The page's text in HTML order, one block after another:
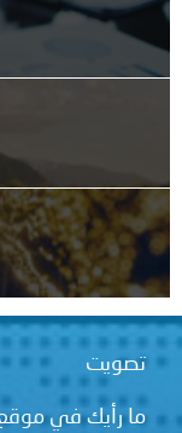
رأيك في موقع مجلس